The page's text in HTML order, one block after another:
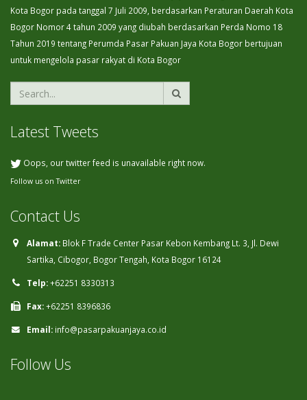
Kota Bogor pada tanggal 7 Juli 2009, berdasarkan Peraturan Daerah Kota
Bogor Nomor 4 tahun 2009 yang diubah berdasarkan Perda Nomo 18
Tahun 2019 tentang Perumda Pasar Pakuan Jaya Kota Bogor bertujuan
untuk mengelola pasar rakyat di Kota Bogor
Latest Tweets
Oops, our twitter feed is unavailable right now.
Follow us on Twitter
Contact Us
Alamat: Blok F Trade Center Pasar Kebon Kembang Lt. 3, Jl. Dewi
Sartika, Cibogor, Bogor Tengah, Kota Bogor 16124
Telp:+62251 8330313
Fax:+62251 8396836
Email: info@pasarpakuanjaya.co.id
Follow Us